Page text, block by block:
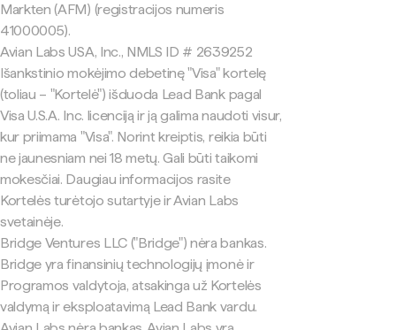
Markten (AFM) (registracijos numeris
41000005).
Avian Labs USA, Inc., NMLS ID # 2639252
Išankstinio mokėjimo debetinę "Visa" kortelę
(toliau – "Kortelė") išduoda Lead Bank pagal
Visa U.S.A. Inc. licenciją ir ją galima naudoti visur,
kur priimama "Visa". Norint kreiptis, reikia būti
ne jaunesniam nei 18 metų. Gali būti taikomi
mokesčiai. Daugiau informacijos rasite
Kortelės turėtojo sutartyje ir Avian Labs
svetainėje.
Bridge Ventures LLC ("Bridge") nėra bankas.
Bridge yra finansinių technologijų įmonė ir
Programos valdytoja, atsakinga už Kortelės
valdymą ir eksploatavimą Lead Bank vardu.